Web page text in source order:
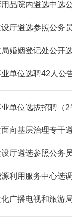
品院内遴选中选
遴选参照公务员法管
姻登记处公开选调
单位选聘42人公
位选拔招聘（2号
向基层治理专干
遴选参照公务员法管
利用服务中心选
广播电视和旅游局